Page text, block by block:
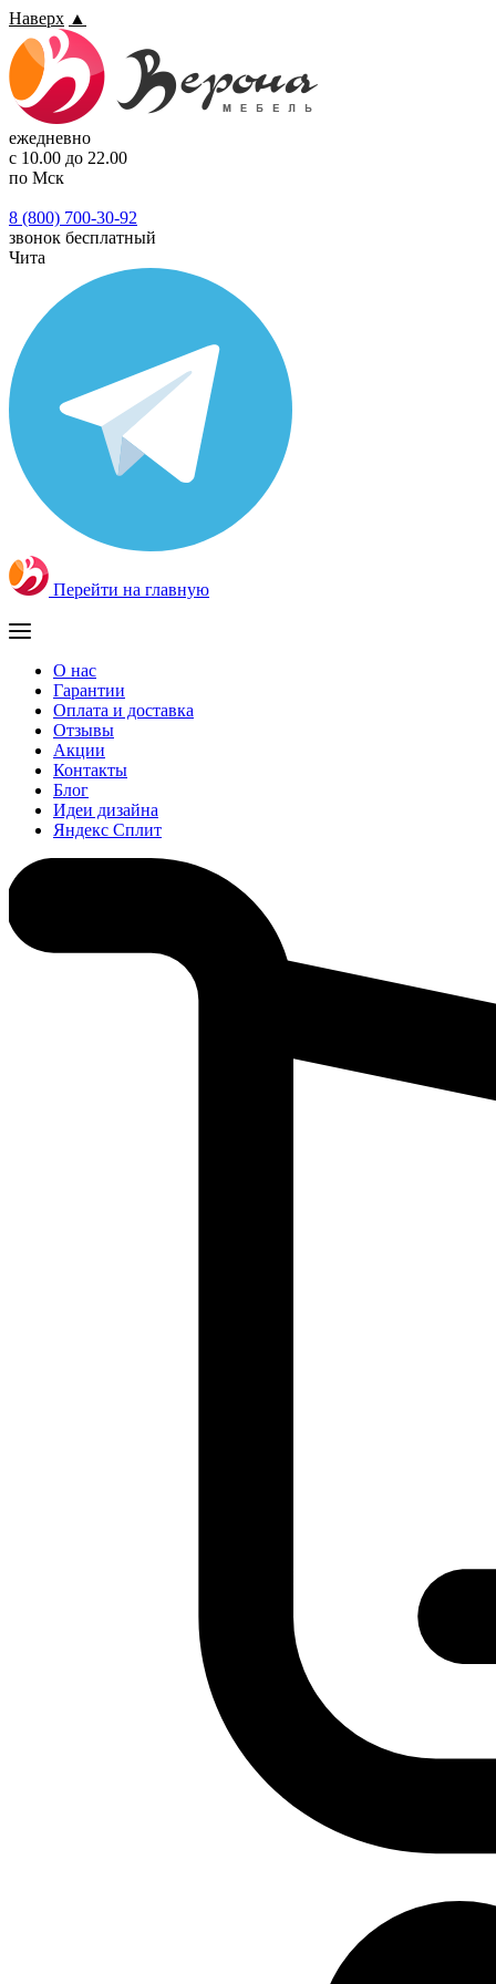
Наверх ▲
ежедневно
с 10.00 до 22.00
по Мск
8 (800) 700-30-92
звонок бесплатный
Чита
Перейти на главную
О нас
Гарантии
Оплата и доставка
Отзывы
Акции
Контакты
Блог
Идеи дизайна
Яндекс Сплит